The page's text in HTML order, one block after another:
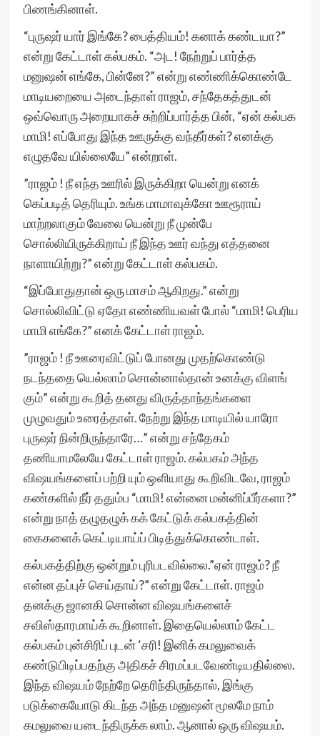
பிணங்கினாள்.
“புருஷர் யார் இங்கே? பைத்தியம்! கனாக் கண்டயா?”
என்று கேட்டாள் கல்பகம். “அட! நேற்றுப் பார்த்த
மனுஷன் எங்கே, பின்னே?” என்று எண்ணிக்கொண்டே
மாடியறையை அடைந்தாள் ராஜம், சந்தேகத்துடன்
ஒவ்வொரு அறையாகச் சுற்றிப்பார்த்த பின், “ஏன் கல்பக
மாமி! எப்போது இந்த ஊருக்கு வந்தீர்கள்? எனக்கு
எழுதவே யில்லையே” என்றாள்.
”ராஜம் ! நீ எந்த ஊரில் இருக்கிறா யென்று எனக்
கெப்படித் தெரியும். உங்க மாமாவுக்கோ ஊரூராய்
மாற்றலாகும் வேலை யென்று நீ முன்பே
சொல்லியிருக்கிறாய் நீ இந்த ஊர் வந்து எத்தனை
நாளாயிற்று?” என்று கேட்டாள் கல்பகம்.
“இப்போதுதான் ஒரு மாசம் ஆகிறது.” என்று
சொல்லிவிட்டு ஏதோ எண்ணியவள் போல் “மாமி! பெரிய
மாமி எங்கே?” எனக் கேட்டாள் ராஜம்.
”ராஜம் ! நீ ஊரைவிட்டுப் போனது முதற்கொண்டு
நடந்ததை யெல்லாம் சொன்னால்தான் உனக்கு விளங்
கும்” என்று கூறித் தனது விருத்தாந்தங்களை
முழுவதும் உரைத்தாள். நேற்று இந்த மாடியில் யாரோ
புருஷர் நின்றிருந்தாரே…” என்று சந்தேகம்
தணியாமலேயே கேட்டாள் ராஜம். கல்பகம் அந்த
விஷயங்களைப் பற்றி யும் ஒளியாது கூறிவிடவே, ராஜம்
கண்களில் நீர் ததும்ப “மாமி! என்னை மன்னிப்பீர்களா?”
என்று நாத் தழுதழுக் கக் கேட்டுக் கல்பகத்தின்
கைகளைக் கெட்டியாய்ப் பிடித்துக்கொண்டாள்.
கல்பகத்திற்கு ஒன்றும் புரிபடவில்லை.”ஏன் ராஜம்? நீ
என்ன தப்புச் செய்தாய்?” என்று கேட்டாள். ராஜம்
தனக்கு ஜானகி சொன்ன விஷயங்களைச்
சவிஸ்தாரமாய்க் கூறினாள். இதையெல்லாம் கேட்ட
கல்பகம் புன்சிரிப் புடன் ‘சரி! இனிக் கமலுவைக்
கண்டுபிடிப்பதற்கு அதிகச் சிரமப்படவேண்டியதில்லை.
இந்த விஷயம் நேற்றே தெரிந்திருந்தால், இங்கு
படுக்கையோடு கிடந்த அந்த மனுஷன் மூலமே நாம்
கமலுவை யடைந்திருக்க லாம். ஆனால் ஒரு விஷயம்.